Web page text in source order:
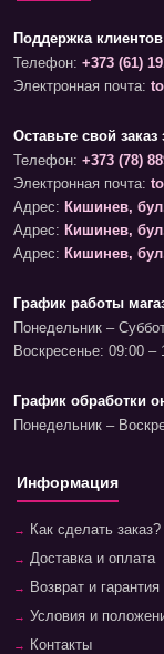
Поддержка клиентов
Телефон: +373 (61)
Электронная почта:
Оставьте свой заказ
Телефон: +373 (78)
Электронная почта:
Адрес: Кишинев,
Адрес: Кишинев,
Адрес: Кишинев,
График работы
Понедельник –
Воскресенье: 09:00 –
График обработки
Понедельник –
Информация
Как сделать заказ?
Доставка и оплата
Возврат и гарантия
Условия и
Контакты